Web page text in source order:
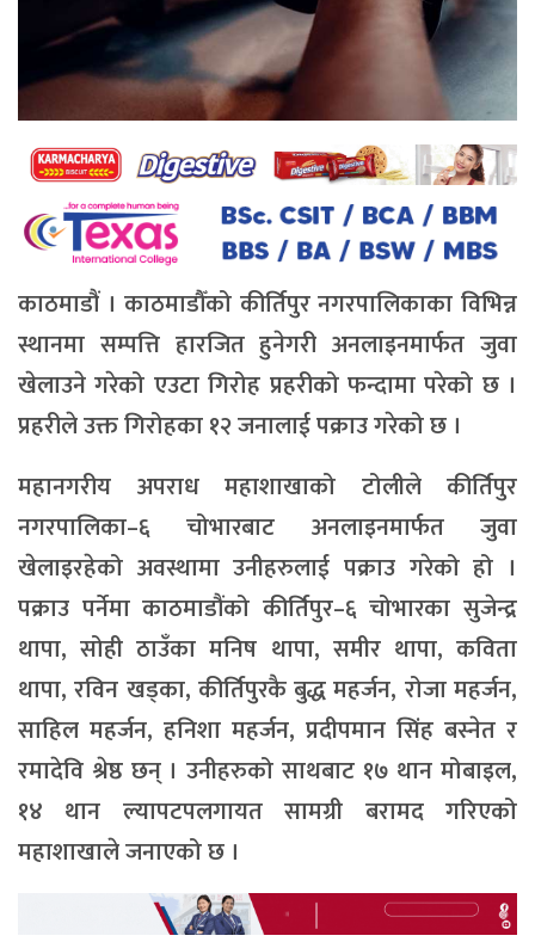
काठमाडौं । काठमाडौँको कीर्तिपुर नगरपालिकाका विभिन्न
स्थानमा सम्पत्ति हारजित हुनेगरी अनलाइनमार्फत जुवा
खेलाउने गरेको एउटा गिरोह प्रहरीको फन्दामा परेको छ ।
प्रहरीले उक्त गिरोहका १२ जनालाई पक्राउ गरेको छ ।
महानगरीय अपराध महाशाखाको टोलीले कीर्तिपुर
नगरपालिका–६ चोभारबाट अनलाइनमार्फत जुवा
खेलाइरहेको अवस्थामा उनीहरुलाई पक्राउ गरेको हो ।
पक्राउ पर्नेमा काठमाडौंको कीर्तिपुर–६ चोभारका सुजेन्द्र
थापा, सोही ठाउँका मनिष थापा, समीर थापा, कविता
थापा, रविन खड्का, कीर्तिपुरकै बुद्ध महर्जन, रोजा महर्जन,
साहिल महर्जन, हनिशा महर्जन, प्रदीपमान सिंह बस्नेत र
रमादेवि श्रेष्ठ छन् । उनीहरुको साथबाट १७ थान मोबाइल,
१४ थान ल्यापटपलगायत सामग्री बरामद गरिएको
महाशाखाले जनाएको छ ।